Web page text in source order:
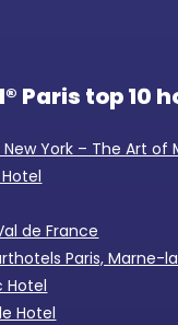
Paris top 10
York – The Art of
de France
Paris, Marne-
Hotel
Hotel